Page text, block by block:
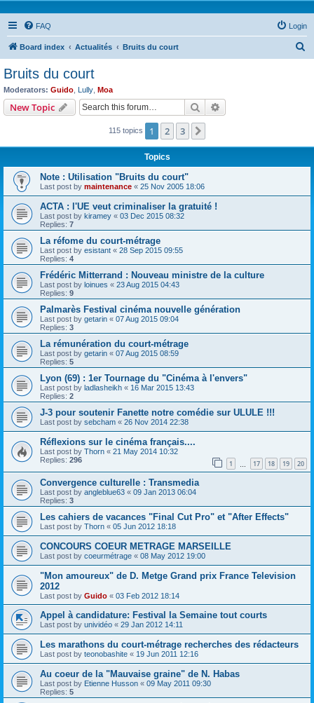
FAQ Login
Board index Actualités Bruits du court
Bruits du court
Moderators: Guido Lully Moa
New Topic Search
115 topics 1 2 3
Topics
Note : Utilisation "Bruits du court"
Last post by maintenance « 25 Nov 2005 18:06
ACTA : l'UE veut criminaliser la gratuité !
Last post by kiramey « 03 Dec 2015 08:32
Replies: 7
La réfome du court-métrage
Last post by esistant « 28 Sep 2015 09:55
Replies: 4
Frédéric Mitterrand : Nouveau ministre de la culture
Last post by loinues « 23 Aug 2015 04:43
Replies: 9
Palmarès Festival cinéma nouvelle génération
Last post by getarin « 07 Aug 2015 09:04
Replies: 3
La rémunération du court-métrage
Last post by getarin « 07 Aug 2015 08:59
Replies: 5
Lyon (69) : 1er Tournage du "Cinéma à l'envers"
Last post by ladlasheikh « 16 Mar 2015 13:43
Replies: 2
J-3 pour soutenir Fanette notre comédie sur ULULE !!!
Last post by sebcham « 26 Nov 2014 22:38
Réflexions sur le cinéma français....
Last post by Thorn « 21 May 2014 10:32
Replies: 296 1 17 18 19 20
Convergence culturelle : Transmedia
Last post by angleblue63 « 09 Jan 2013 06:04
Replies: 3
Les cahiers de vacances "Final Cut Pro" et "After Effects"
Last post by Thorn « 05 Jun 2012 18:18
CONCOURS COEUR METRAGE MARSEILLE
Last post by coeurmétrage « 08 May 2012 19:00
"Mon amoureux" de D. Metge Grand prix France Television
2012
Last post by Guido « 03 Feb 2012 18:14
Appel à candidature: Festival la Semaine tout courts
Last post by unividéo « 29 Jan 2012 14:11
Les marathons du court-métrage recherches des rédacteurs
Last post by teonobashite « 19 Jun 2011 12:16
Au coeur de la "Mauvaise graine" de N. Habas
Last post by Etienne Husson « 09 May 2011 09:30
Replies: 5